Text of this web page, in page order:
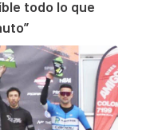
todo lo que